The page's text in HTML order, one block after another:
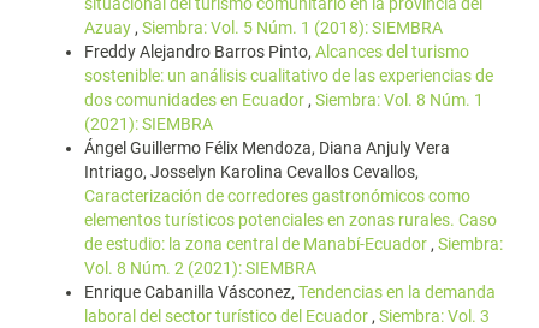
Azuay , Siembra: Vol. 5 Núm. 1 (2018): SIEMBRA
Freddy Alejandro Barros Pinto, Alcances del turismo
sostenible: un análisis cualitativo de las experiencias de
dos comunidades en Ecuador , Siembra: Vol. 8 Núm. 1
(2021): SIEMBRA
Ángel Guillermo Félix Mendoza, Diana Anjuly Vera
Intriago, Josselyn Karolina Cevallos Cevallos,
Caracterización de corredores gastronómicos como
elementos turísticos potenciales en zonas rurales. Caso
de estudio: la zona central de Manabí-Ecuador , Siembra:
Vol. 8 Núm. 2 (2021): SIEMBRA
Enrique Cabanilla Vásconez, Tendencias en la demanda
laboral del sector turístico del Ecuador , Siembra: Vol. 3